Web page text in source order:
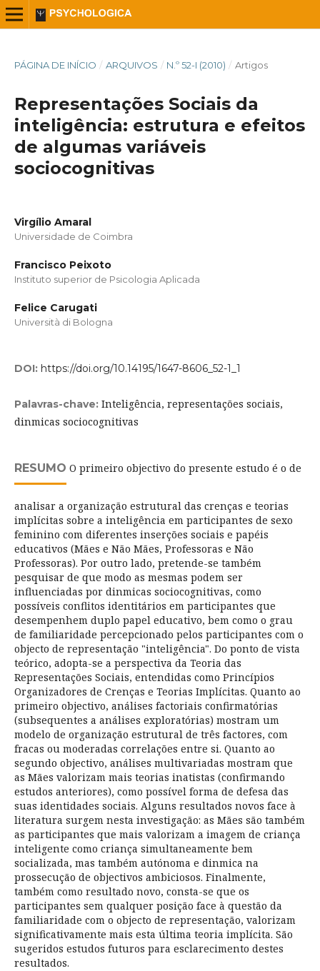
PÁGINA DE INÍCIO / ARQUIVOS / N.º 52-I (2010) / Artigos
Representações Sociais da
inteligência: estrutura e efeitos
de algumas variáveis
sociocognitivas
Virgílio Amaral
Universidade de Coimbra
Francisco Peixoto
Instituto superior de Psicologia Aplicada
Felice Carugati
Università di Bologna
DOI: https://doi.org/10.14195/1647-8606_52-1_1
Palavras-chave: Inteligência, representações sociais,
dinmicas sociocognitivas
RESUMO O primeiro objectivo do presente estudo é o de
analisar a organização estrutural das crenças e teorias
implícitas sobre a inteligência em participantes de sexo
feminino com diferentes inserções sociais e papéis
educativos (Mães e Não Mães, Professoras e Não
Professoras). Por outro lado, pretende-se também
pesquisar de que modo as mesmas podem ser
influenciadas por dinmicas sociocognitivas, como
possíveis conflitos identitários em participantes que
desempenhem duplo papel educativo, bem como o grau
de familiaridade percepcionado pelos participantes com o
objecto de representação "inteligência". Do ponto de vista
teórico, adopta-se a perspectiva da Teoria das
Representações Sociais, entendidas como Princípios
Organizadores de Crenças e Teorias Implícitas. Quanto ao
primeiro objectivo, análises factoriais confirmatórias
(subsequentes a análises exploratórias) mostram um
modelo de organização estrutural de três factores, com
fracas ou moderadas correlações entre si. Quanto ao
segundo objectivo, análises multivariadas mostram que
as Mães valorizam mais teorias inatistas (confirmando
estudos anteriores), como possível forma de defesa das
suas identidades sociais. Alguns resultados novos face à
literatura surgem nesta investigação: as Mães são também
as participantes que mais valorizam a imagem de criança
inteligente como criança simultaneamente bem
socializada, mas também autónoma e dinmica na
prossecução de objectivos ambiciosos. Finalmente,
também como resultado novo, consta-se que os
participantes sem qualquer posição face à questão da
familiaridade com o objecto de representação, valorizam
significativamente mais esta última teoria implícita. São
sugeridos estudos futuros para esclarecimento destes
resultados.